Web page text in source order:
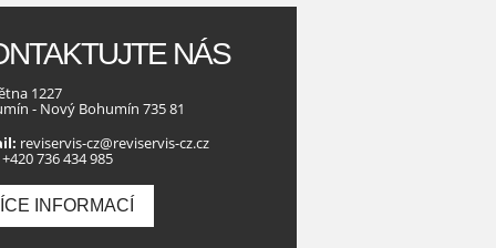
NÁS
1227
- Nový Bohumín 735 81
reviservis-cz@reviservis-cz.cz
+420 736 434 985
INFORMACÍ